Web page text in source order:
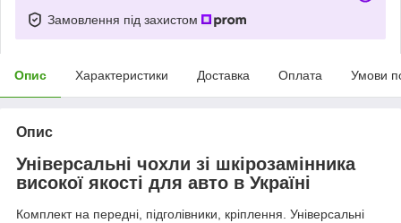
Замовлення під захистом
Опис Характеристики Доставка Оплата Умови
Опис
Універсальні чохли зі шкірозамінника
високої якості для авто в Україні
Комплект на передні, підголівники, кріплення. Універсальні